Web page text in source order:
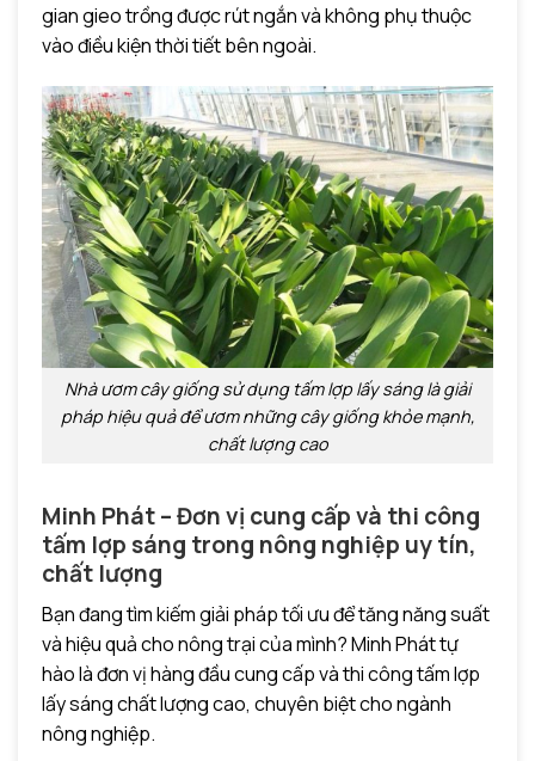
gian gieo trồng được rút ngắn và không phụ thuộc
vào điều kiện thời tiết bên ngoài.
Nhà ươm cây giống sử dụng tấm lợp lấy sáng là giải
pháp hiệu quả để ươm những cây giống khỏe mạnh,
chất lượng cao
Minh Phát – Đơn vị cung cấp và thi công
tấm lợp sáng trong nông nghiệp uy tín,
chất lượng
Bạn đang tìm kiếm giải pháp tối ưu để tăng năng suất
và hiệu quả cho nông trại của mình? Minh Phát tự
hào là đơn vị hàng đầu cung cấp và thi công tấm lợp
lấy sáng chất lượng cao, chuyên biệt cho ngành
nông nghiệp.